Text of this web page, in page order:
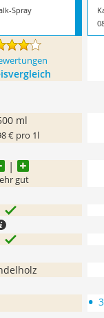
Spray
ml
€ pro 1l
gut
•